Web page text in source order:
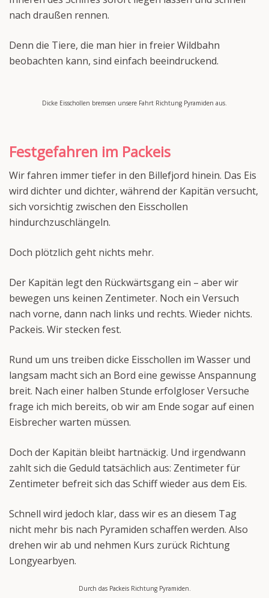
nach draußen rennen.
Denn die Tiere, die man hier in freier Wildbahn
beobachten kann, sind einfach beeindruckend.
Dicke Eisschollen bremsen unsere Fahrt Richtung Pyramiden aus.
Festgefahren im Packeis
Wir fahren immer tiefer in den Billefjord hinein. Das Eis
wird dichter und dichter, während der Kapitän versucht,
sich vorsichtig zwischen den Eisschollen
hindurchzuschlängeln.
Doch plötzlich geht nichts mehr.
Der Kapitän legt den Rückwärtsgang ein – aber wir
bewegen uns keinen Zentimeter. Noch ein Versuch
nach vorne, dann nach links und rechts. Wieder nichts.
Packeis. Wir stecken fest.
Rund um uns treiben dicke Eisschollen im Wasser und
langsam macht sich an Bord eine gewisse Anspannung
breit. Nach einer halben Stunde erfolgloser Versuche
frage ich mich bereits, ob wir am Ende sogar auf einen
Eisbrecher warten müssen.
Doch der Kapitän bleibt hartnäckig. Und irgendwann
zahlt sich die Geduld tatsächlich aus: Zentimeter für
Zentimeter befreit sich das Schiff wieder aus dem Eis.
Schnell wird jedoch klar, dass wir es an diesem Tag
nicht mehr bis nach Pyramiden schaffen werden. Also
drehen wir ab und nehmen Kurs zurück Richtung
Longyearbyen.
Durch das Packeis Richtung Pyramiden.